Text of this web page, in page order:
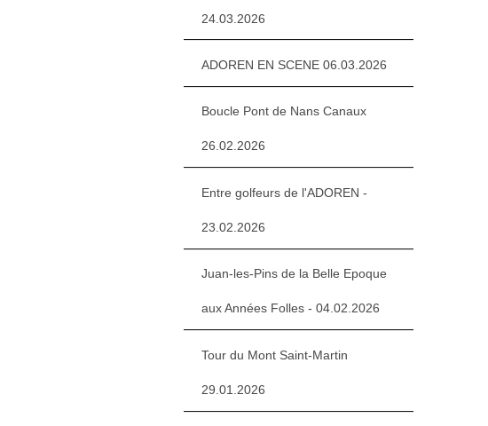
24.03.2026
ADOREN EN SCENE 06.03.2026
Boucle Pont de Nans Canaux
26.02.2026
Entre golfeurs de l'ADOREN -
23.02.2026
Juan-les-Pins de la Belle Epoque
aux Années Folles - 04.02.2026
Tour du Mont Saint-Martin
29.01.2026